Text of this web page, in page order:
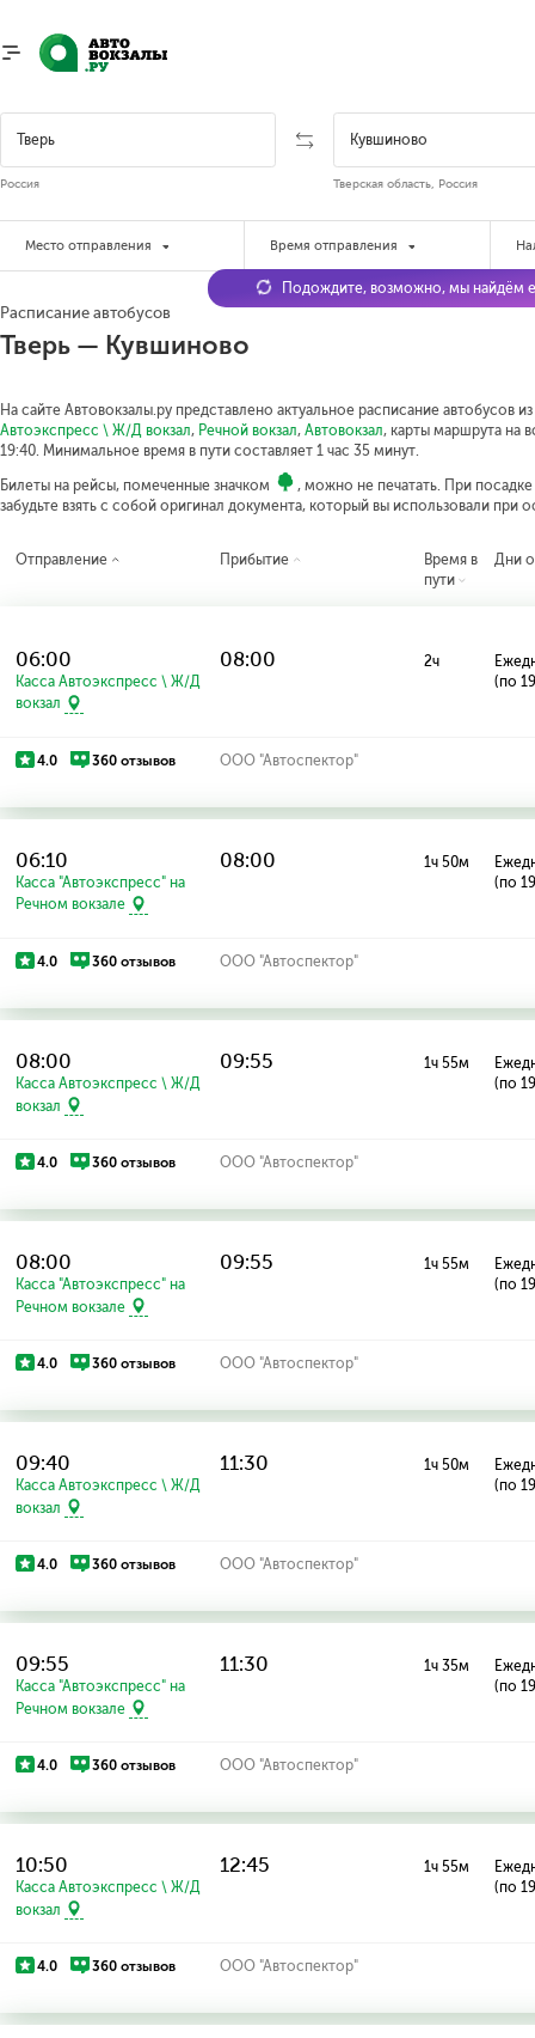
Россия Тверская область, Россия
Место отправления Время отправления
Расписание автобусов
Тверь — Кувшиново
На сайте Автовокзалы.ру представлено актуальное расписание автобусов
Автоэкспресс \ Ж/Д вокзал, Речной вокзал, Автовокзал, карты маршрута на
19:40. Минимальное время в пути составляет 1 час 35 минут.
Билеты на рейсы, помеченные значком
, можно не печатать. При
забудьте взять с собой оригинал документа, который вы использовали при
Подождите, возможно, мы найдём
Отправление Прибытие
Время в
пути
Дни
06:00
Касса Автоэкспресс \ Ж/Д
вокзал
08:00 2ч
(по
4.0 360 отзывов ООО "Автоспектор"
06:10
Касса "Автоэкспресс" на
Речном вокзале
08:00 1ч 50м
(по
4.0 360 отзывов ООО "Автоспектор"
08:00
Касса Автоэкспресс \ Ж/Д
вокзал
09:55 1ч 55м
(по
4.0 360 отзывов ООО "Автоспектор"
08:00
Касса "Автоэкспресс" на
Речном вокзале
09:55 1ч 55м
(по
4.0 360 отзывов ООО "Автоспектор"
09:40
Касса Автоэкспресс \ Ж/Д
вокзал
11:30 1ч 50м
(по
4.0 360 отзывов ООО "Автоспектор"
09:55
Касса "Автоэкспресс" на
Речном вокзале
11:30 1ч 35м
(по
4.0 360 отзывов ООО "Автоспектор"
10:50
Касса Автоэкспресс \ Ж/Д
вокзал
12:45 1ч 55м
(по
4.0 360 отзывов ООО "Автоспектор"